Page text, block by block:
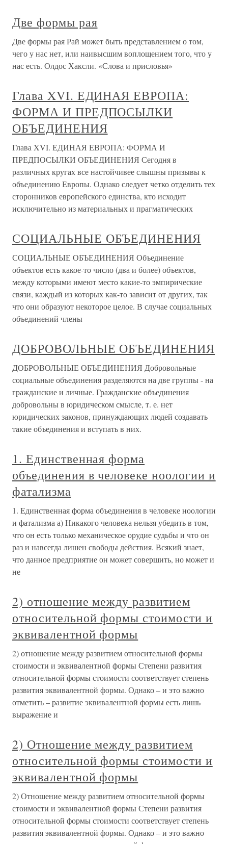
Две формы рая
Две формы рая Рай может быть представлением о том,
чего у нас нет, или наивысшим воплощением того, что у
нас есть. Олдос Хаксли. «Слова и присловья»
Глава XVI. ЕДИНАЯ ЕВРОПА:
ФОРМА И ПРЕДПОСЫЛКИ
ОБЪЕДИНЕНИЯ
Глава XVI. ЕДИНАЯ ЕВРОПА: ФОРМА И
ПРЕДПОСЫЛКИ ОБЪЕДИНЕНИЯ Сегодня в
различных кругах все настойчивее слышны призывы к
объединению Европы. Однако следует четко отделить тех
сторонников европейского единства, кто исходит
исключительно из материальных и прагматических
СОЦИАЛЬНЫЕ ОБЪЕДИНЕНИЯ
СОЦИАЛЬНЫЕ ОБЪЕДИНЕНИЯ Объединение
объектов есть какое-то число (два и более) объектов,
между которыми имеют место какие-то эмпирические
связи, каждый из которых как-то зависит от других, так
что они образуют некоторое целое. В случае социальных
объединений члены
ДОБРОВОЛЬНЫЕ ОБЪЕДИНЕНИЯ
ДОБРОВОЛЬНЫЕ ОБЪЕДИНЕНИЯ Добровольные
социальные объединения разделяются на две группы - на
гражданские и личные. Гражданские объединения
добровольны в юридическом смысле, т. е. нет
юридических законов, принуждающих людей создавать
такие объединения и вступать в них.
1. Единственная форма
объединения в человеке ноологии и
фатализма
1. Единственная форма объединения в человеке ноологии
и фатализма а) Никакого человека нельзя убедить в том,
что он есть только механическое орудие судьбы и что он
раз и навсегда лишен свободы действия. Всякий знает,
что данное предприятие он может совершить, но может и
не
2) отношение между развитием
относительной формы стоимости и
эквивалентной формы
2) отношение между развитием относительной формы
стоимости и эквивалентной формы Степени развития
относительной формы стоимости соответствует степень
развития эквивалентной формы. Однако – и это важно
отметить – развитие эквивалентной формы есть лишь
выражение и
2) Отношение между развитием
относительной формы стоимости и
эквивалентной формы
2) Отношение между развитием относительной формы
стоимости и эквивалентной формы Степени развития
относительной формы стоимости соответствует степень
развития эквивалентной формы. Однако – и это важно